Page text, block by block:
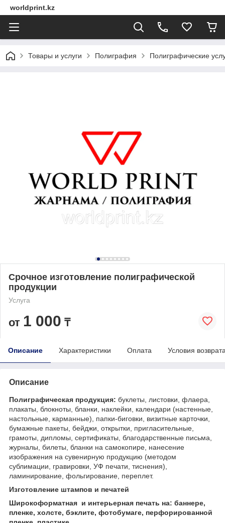
worldprint.kz
Товары и услуги Полиграфия Полиграфические
Срочное изготовление полиграфической
продукции
Услуга
от 1 000 ₸
Описание Характеристики Оплата Условия
Описание
Полиграфическая продукция: буклеты, листовки, флаера,
плакаты, блокноты, бланки, наклейки, календари (настенные,
настольные, карманные), папки-биговки, визитные карточки,
бумажные пакеты, бейджи, открытки, пригласительные,
грамоты, дипломы, сертификаты, благодарственные письма,
журналы, билеты, бланки на самокопире, нанесение
изображения на сувенирную продукцию (методом
сублимации, гравировки, УФ печати, тиснения),
ламинирование, фольгирование, переплет.
Изготовление штампов и печатей
Широкоформатная и интерьерная печать на: баннере,
пленке, холсте, бэклите, фотобумаге, перфорированной